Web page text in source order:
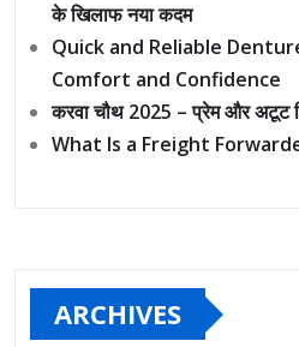
के खिलाफ नया कदम
Quick and Reliable
Comfort and Confidence
करवा चौथ 2025 – प्रेम और अटूट
What Is a Freight
ARCHIVES